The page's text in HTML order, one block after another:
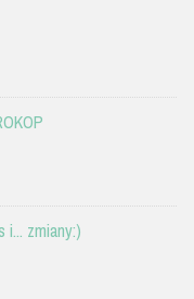
i... zmiany:)